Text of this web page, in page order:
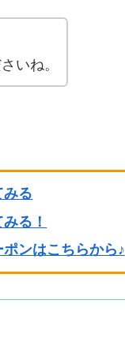
いね。
みる
る！
ンはこちらから♪